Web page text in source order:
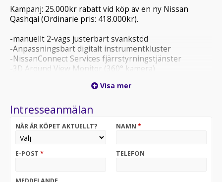
Kampanj: 25.000kr rabatt vid köp av en ny Nissan
Qashqai (Ordinarie pris: 418.000kr).
-manuellt 2-vägs justerbart svankstöd
-Anpassningsbart digitalt instrumentkluster
-NissanConnect Services fjärrstyrningstjänster
-3D Around View Monitor (360° kamera)
-automatiskt halvljus (assistfunktion)
-19" lättmetall Diamond cut (235/50 R19)
Välkommen till Team Autocar i Österåker AB för att
uppleva nya Nissan Qashqai.
Team Autocar i Österåker AB är din lokala Nissan-
Denna bil säljs utav Nissan Sverige.
Visa mer
Intresseanmälan
NÄR ÄR KÖPET AKTUELLT? NAMN *
E-POST * TELEFON